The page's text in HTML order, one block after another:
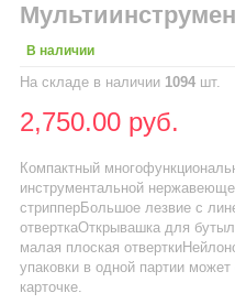
В наличии
На складе в наличии 1094 шт.
2,750.00 руб.
Компактный
инструментальной
стрипперБольшое лезвие с
отверткаОткрывашка для
малая плоская
упаковки в одной партии
карточке.